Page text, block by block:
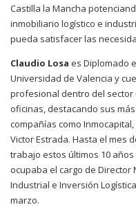
Castilla la Mancha
inmobiliario logístico e
pueda satisfacer las
Claudio Losa es Diplomado
Universidad de Valencia y
profesional dentro del sector
oficinas, destacando sus
compañías como
Victor Estrada. Hasta el mes
trabajo estos últimos 10 años
ocupaba el cargo de Director
Industrial e Inversión
marzo.